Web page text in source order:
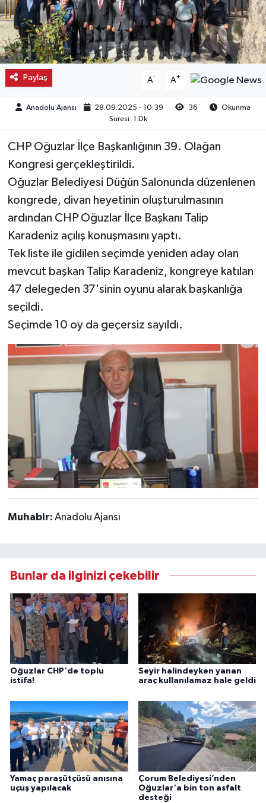
Paylaş A- A+
Anadolu Ajansı 28.09.2025 - 10:39 36
Okunma
Süresi: 1 Dk
CHP Oğuzlar İlçe Başkanlığının 39. Olağan
Kongresi gerçekleştirildi.
Oğuzlar Belediyesi Düğün Salonunda düzenlenen
kongrede, divan heyetinin oluşturulmasının
ardından CHP Oğuzlar İlçe Başkanı Talip
Karadeniz açılış konuşmasını yaptı.
Tek liste ile gidilen seçimde yeniden aday olan
mevcut başkan Talip Karadeniz, kongreye katılan
47 delegeden 37'sinin oyunu alarak başkanlığa
seçildi.
Seçimde 10 oy da geçersiz sayıldı.
Muhabir: Anadolu Ajansı
Bunlar da ilginizi çekebilir
Oğuzlar CHP'de toplu
istifa!
Seyir halindeyken yanan
araç kullanılamaz hale geldi
Yamaç paraşütçüsü anısına
uçuş yapılacak
Çorum Belediyesi’nden
Oğuzlar'a bin ton asfalt
desteği
Kargı
Laçin
Mecitözü
Oğuzlar
Ortaköy
Osmancık
Sungurlu
Uğurludağ